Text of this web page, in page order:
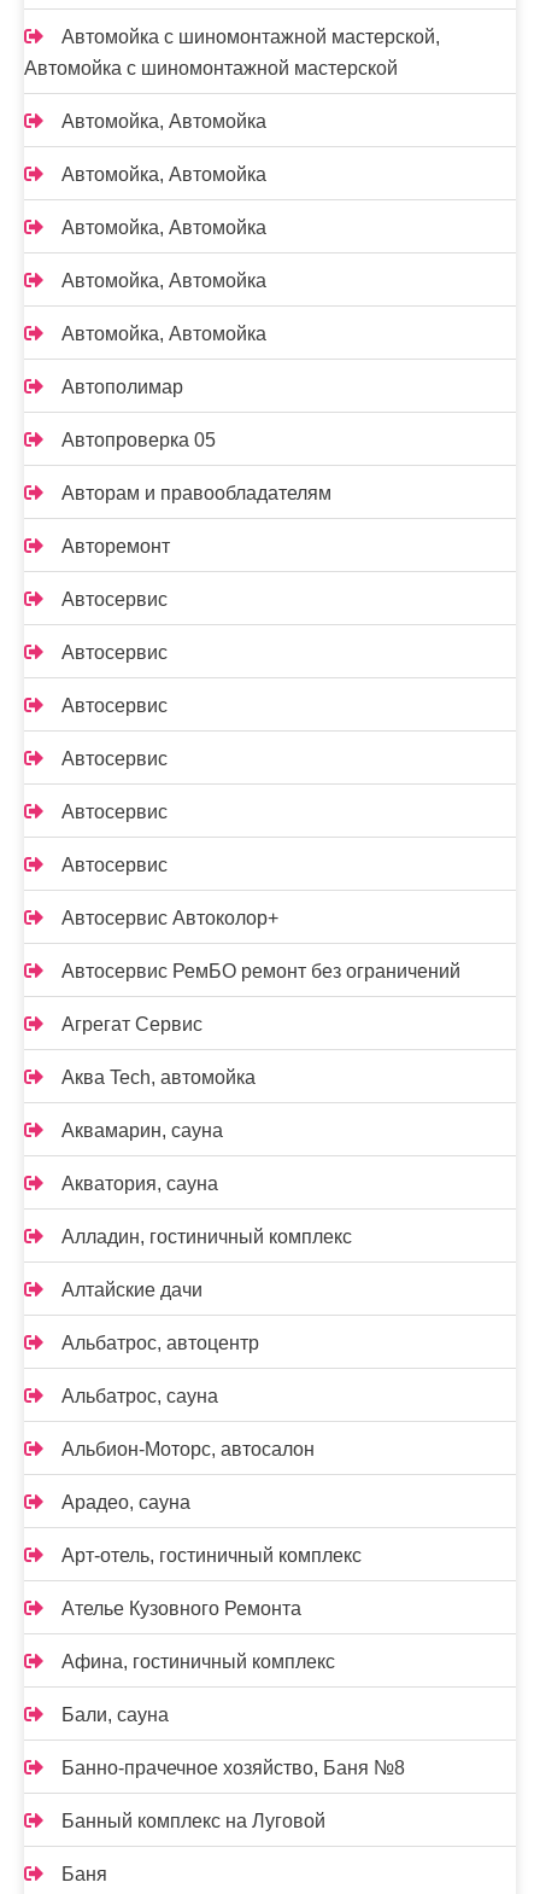
Автомойка с шиномонтажной мастерской,
Автомойка с шиномонтажной мастерской
Автомойка, Автомойка
Автомойка, Автомойка
Автомойка, Автомойка
Автомойка, Автомойка
Автомойка, Автомойка
Автополимар
Автопроверка 05
Авторам и правообладателям
Авторемонт
Автосервис
Автосервис
Автосервис
Автосервис
Автосервис
Автосервис
Автосервис Автоколор+
Автосервис РемБО ремонт без ограничений
Агрегат Сервис
Аква Tech, автомойка
Аквамарин, сауна
Акватория, сауна
Алладин, гостиничный комплекс
Алтайские дачи
Альбатрос, автоцентр
Альбатрос, сауна
Альбион-Моторс, автосалон
Арадео, сауна
Арт-отель, гостиничный комплекс
Ателье Кузовного Ремонта
Афина, гостиничный комплекс
Бали, сауна
Банно-прачечное хозяйство, Баня №8
Банный комплекс на Луговой
Баня